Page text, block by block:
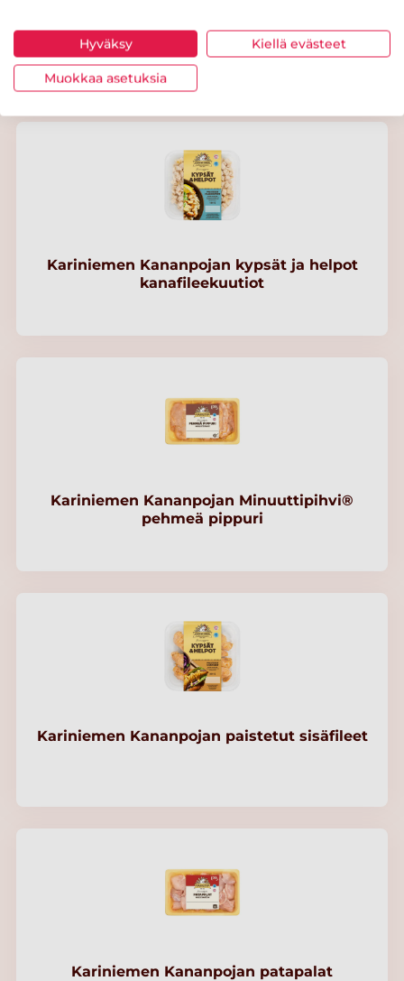
Kariniemen Kananpojan fileesuikale pehmeä
Kariniemen Kananpojan kypsät ja helpot
kanafileekuutiot
Kariniemen Kananpojan Minuuttipihvi®
pehmeä pippuri
Kariniemen Kananpojan paistetut sisäfileet
Kariniemen Kananpojan patapalat
Hyväksy Kiellä evästeet
Muokkaa asetuksia